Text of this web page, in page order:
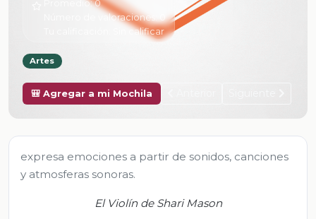
Promedio:0
Número de valoraciones:
0
Sin calificar
Artes
🎒 Agregar a mi Mochila
expresa emociones a partir de sonidos, canciones
y atmosferas sonoras.
El Violín de Shari Mason